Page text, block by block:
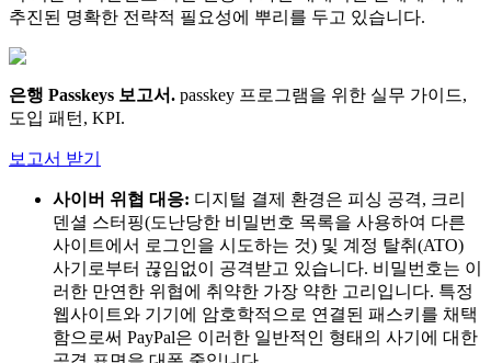
추진된 명확한 전략적 필요성에 뿌리를 두고 있습니다.
은행 Passkeys 보고서. passkey 프로그램을 위한 실무 가이드,
도입 패턴, KPI.
보고서 받기
사이버 위협 대응: 디지털 결제 환경은 피싱 공격, 크리
덴셜 스터핑(도난당한 비밀번호 목록을 사용하여 다른
사이트에서 로그인을 시도하는 것) 및 계정 탈취(ATO)
사기로부터 끊임없이 공격받고 있습니다. 비밀번호는 이
러한 만연한 위협에 취약한 가장 약한 고리입니다. 특정
웹사이트와 기기에 암호학적으로 연결된 패스키를 채택
함으로써 PayPal은 이러한 일반적인 형태의 사기에 대한